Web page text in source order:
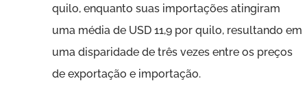
quilo, enquanto suas importações atingiram
uma média de USD 11,9 por quilo, resultando em
uma disparidade de três vezes entre os preços
de exportação e importação.